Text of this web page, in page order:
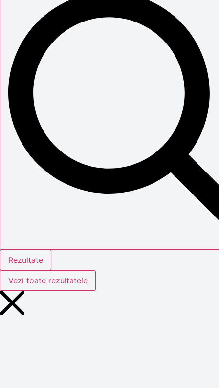
Rezultate
Vezi toate rezultatele